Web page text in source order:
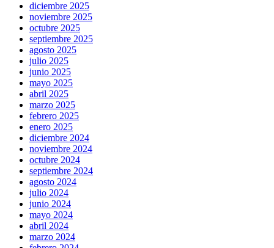
diciembre 2025
noviembre 2025
octubre 2025
septiembre 2025
agosto 2025
julio 2025
junio 2025
mayo 2025
abril 2025
marzo 2025
febrero 2025
enero 2025
diciembre 2024
noviembre 2024
octubre 2024
septiembre 2024
agosto 2024
julio 2024
junio 2024
mayo 2024
abril 2024
marzo 2024